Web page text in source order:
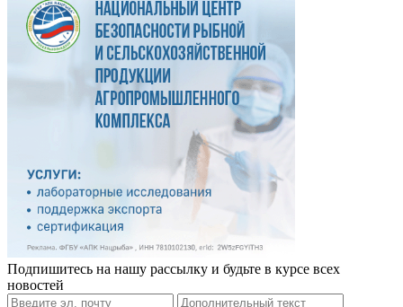
Подпишитесь на нашу рассылку и будьте в курсе всех
новостей